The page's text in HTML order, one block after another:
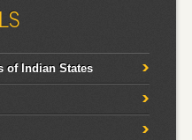
of Indian States